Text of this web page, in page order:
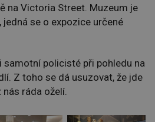
na Victoria Street. Muzeum je
se o expozice určené
samotní policisté při pohledu na
Z toho se dá usuzovat, že jde
nás ráda oželí.